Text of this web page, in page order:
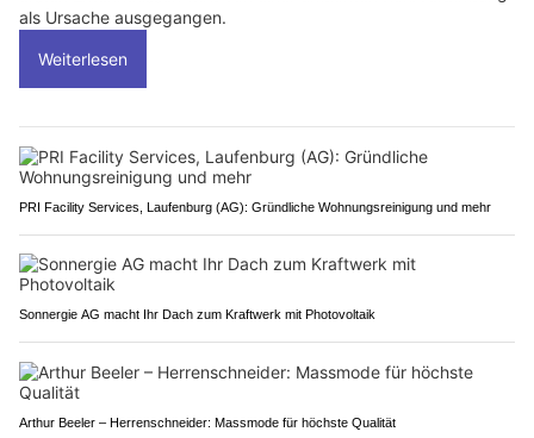
als Ursache ausgegangen.
Weiterlesen
PRI Facility Services, Laufenburg (AG): Gründliche Wohnungsreinigung und mehr
Sonnergie AG macht Ihr Dach zum Kraftwerk mit Photovoltaik
Arthur Beeler – Herrenschneider: Massmode für höchste Qualität